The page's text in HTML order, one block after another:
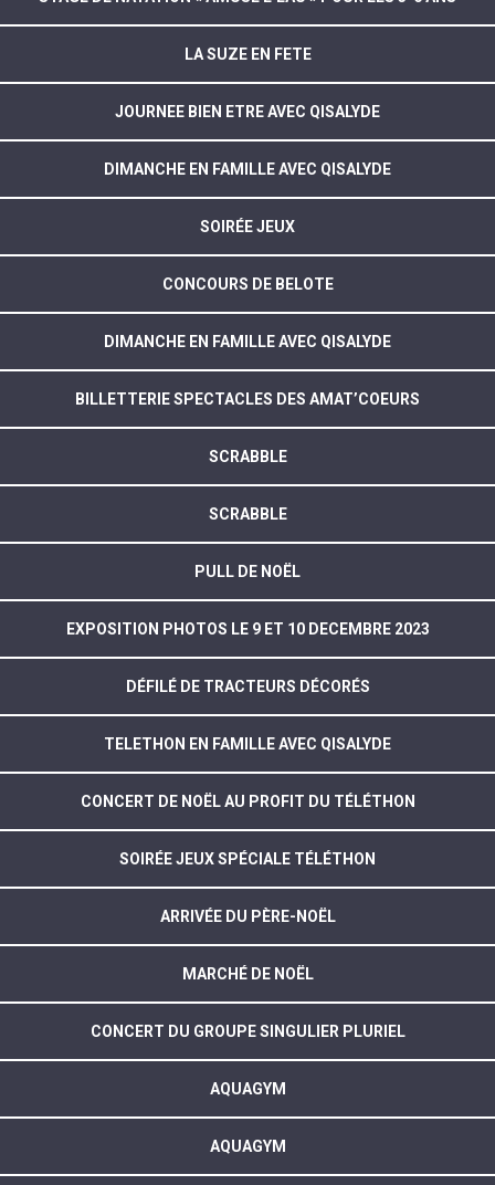
LA SUZE EN FETE
JOURNEE BIEN ETRE AVEC QISALYDE
DIMANCHE EN FAMILLE AVEC QISALYDE
SOIRÉE JEUX
CONCOURS DE BELOTE
DIMANCHE EN FAMILLE AVEC QISALYDE
BILLETTERIE SPECTACLES DES AMAT’COEURS
SCRABBLE
SCRABBLE
PULL DE NOËL
EXPOSITION PHOTOS LE 9 ET 10 DECEMBRE 2023
DÉFILÉ DE TRACTEURS DÉCORÉS
TELETHON EN FAMILLE AVEC QISALYDE
CONCERT DE NOËL AU PROFIT DU TÉLÉTHON
SOIRÉE JEUX SPÉCIALE TÉLÉTHON
ARRIVÉE DU PÈRE-NOËL
MARCHÉ DE NOËL
CONCERT DU GROUPE SINGULIER PLURIEL
AQUAGYM
AQUAGYM